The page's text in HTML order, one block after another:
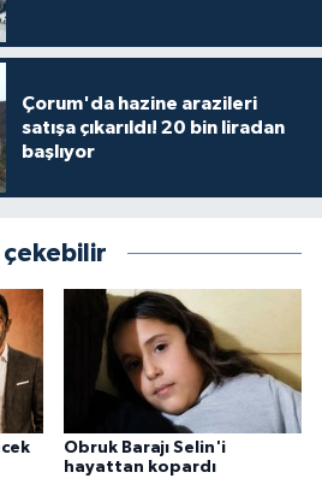
Çorum'da hazine arazileri
satışa çıkarıldı! 20 bin liradan
başlıyor
çekebilir
Obruk Barajı Selin'i
hayattan kopardı